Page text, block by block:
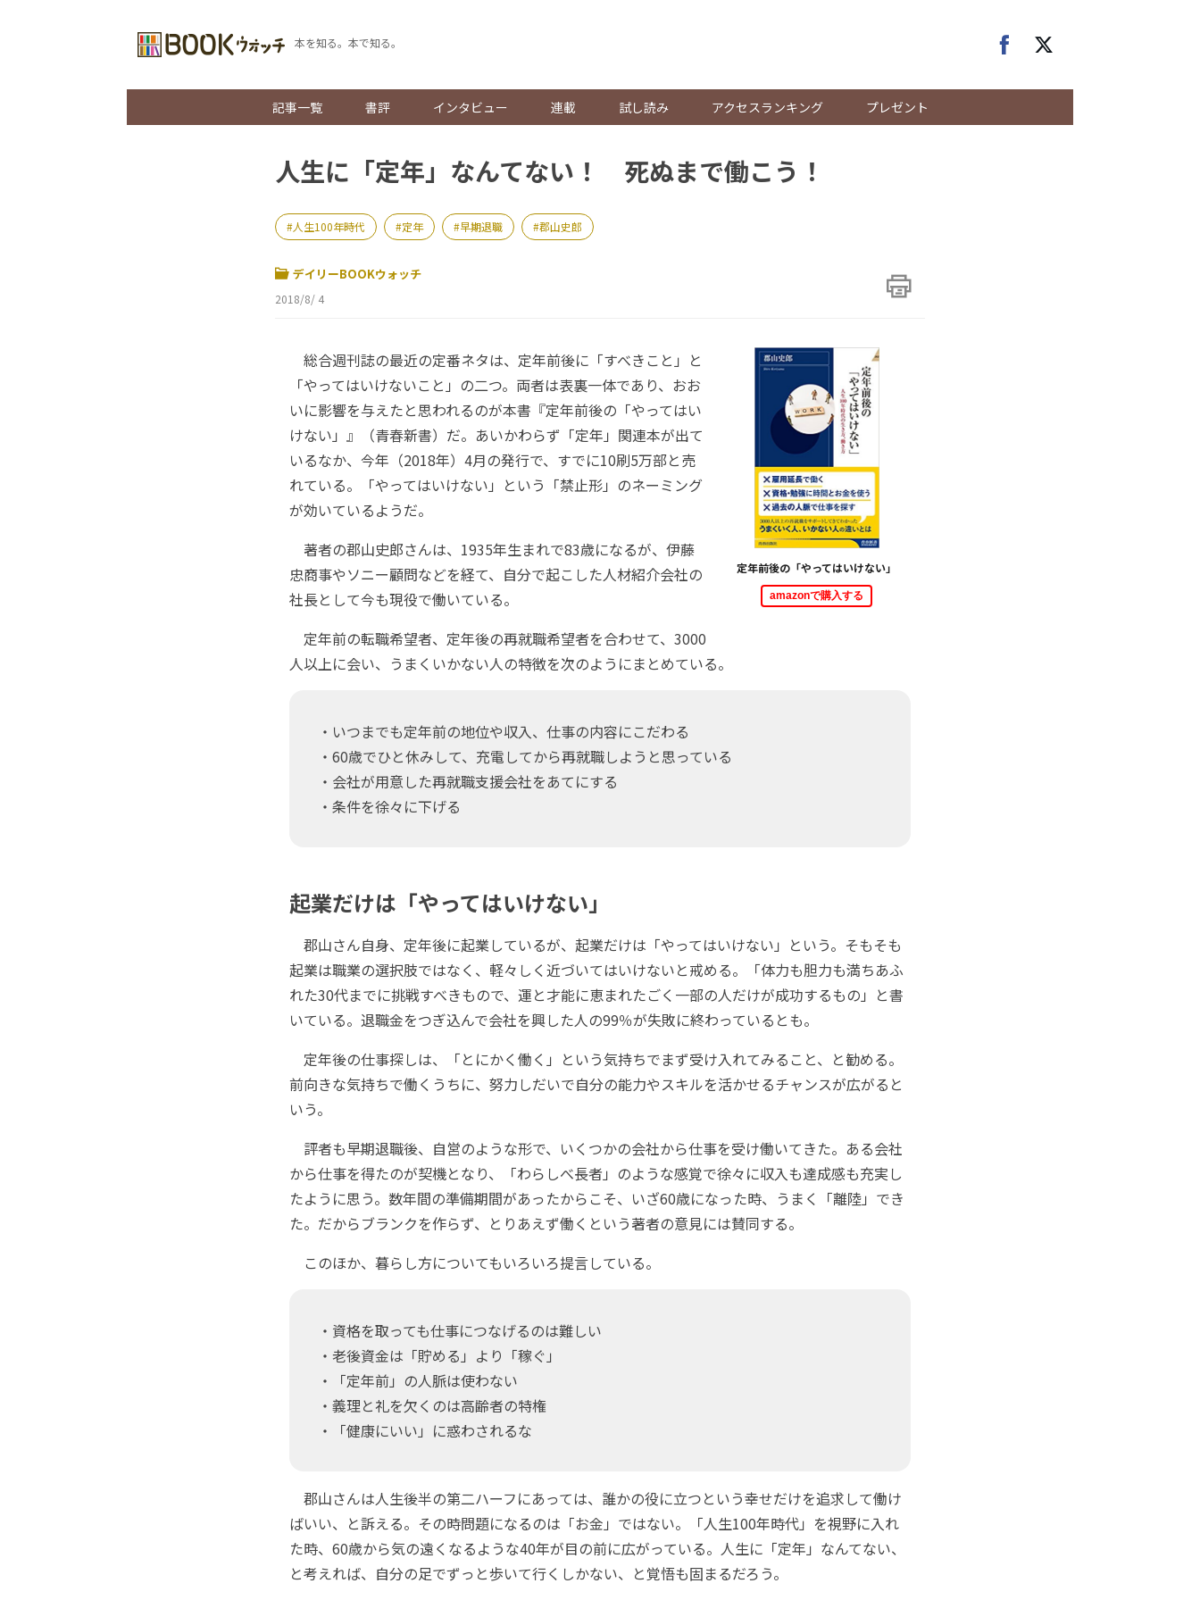
本を知る。本で知る。
記事一覧 書評 インタビュー 連載 試し読み アクセスランキング プレゼント
人生に「定年」なんてない！ 死ぬまで働こう！
人生100年時代 定年 早期退職 郡山史郎
デイリーBOOKウォッチ
2018/8/ 4
定年前後の「やってはいけない」
amazonで購入する
総合週刊誌の最近の定番ネタは、定年前後に「すべきこと」と
「やってはいけないこと」の二つ。両者は表裏一体であり、おお
いに影響を与えたと思われるのが本書『定年前後の「やってはい
けない」』（青春新書）だ。あいかわらず「定年」関連本が出て
いるなか、今年（2018年）4月の発行で、すでに10刷5万部と売
れている。「やってはいけない」という「禁止形」のネーミング
が効いているようだ。
著者の郡山史郎さんは、1935年生まれで83歳になるが、伊藤
忠商事やソニー顧問などを経て、自分で起こした人材紹介会社の
社長として今も現役で働いている。
定年前の転職希望者、定年後の再就職希望者を合わせて、3000
人以上に会い、うまくいかない人の特徴を次のようにまとめている。
・いつまでも定年前の地位や収入、仕事の内容にこだわる
・60歳でひと休みして、充電してから再就職しようと思っている
・会社が用意した再就職支援会社をあてにする
・条件を徐々に下げる
起業だけは「やってはいけない」
郡山さん自身、定年後に起業しているが、起業だけは「やってはいけない」という。そもそも
起業は職業の選択肢ではなく、軽々しく近づいてはいけないと戒める。「体力も胆力も満ちあふ
れた30代までに挑戦すべきもので、運と才能に恵まれたごく一部の人だけが成功するもの」と書
いている。退職金をつぎ込んで会社を興した人の99％が失敗に終わっているとも。
定年後の仕事探しは、「とにかく働く」という気持ちでまず受け入れてみること、と勧める。
前向きな気持ちで働くうちに、努力しだいで自分の能力やスキルを活かせるチャンスが広がると
いう。
評者も早期退職後、自営のような形で、いくつかの会社から仕事を受け働いてきた。ある会社
から仕事を得たのが契機となり、「わらしべ長者」のような感覚で徐々に収入も達成感も充実し
たように思う。数年間の準備期間があったからこそ、いざ60歳になった時、うまく「離陸」でき
た。だからブランクを作らず、とりあえず働くという著者の意見には賛同する。
このほか、暮らし方についてもいろいろ提言している。
・資格を取っても仕事につなげるのは難しい
・老後資金は「貯める」より「稼ぐ」
・「定年前」の人脈は使わない
・義理と礼を欠くのは高齢者の特権
・「健康にいい」に惑わされるな
郡山さんは人生後半の第二ハーフにあっては、誰かの役に立つという幸せだけを追求して働け
ばいい、と訴える。その時問題になるのは「お金」ではない。「人生100年時代」を視野に入れ
た時、60歳から気の遠くなるような40年が目の前に広がっている。人生に「定年」なんてない、
と考えれば、自分の足でずっと歩いて行くしかない、と覚悟も固まるだろう。